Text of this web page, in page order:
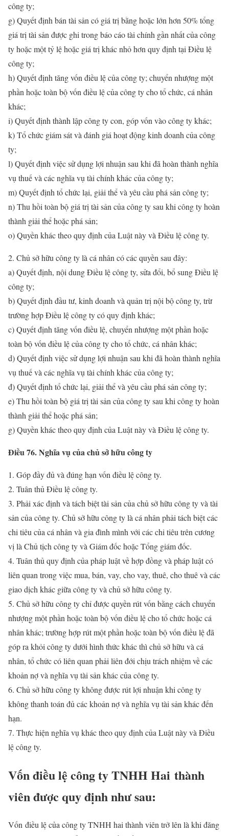
công ty;
g) Quyết định bán tài sản có giá trị bằng hoặc lớn hơn 50% tổng
giá trị tài sản được ghi trong báo cáo tài chính gần nhất của công
ty hoặc một tỷ lệ hoặc giá trị khác nhỏ hơn quy định tại Điều lệ
công ty;
h) Quyết định tăng vốn điều lệ của công ty; chuyển nhượng một
phần hoặc toàn bộ vốn điều lệ của công ty cho tổ chức, cá nhân
khác;
i) Quyết định thành lập công ty con, góp vốn vào công ty khác;
k) Tổ chức giám sát và đánh giá hoạt động kinh doanh của công
ty;
l) Quyết định việc sử dụng lợi nhuận sau khi đã hoàn thành nghĩa
vụ thuế và các nghĩa vụ tài chính khác của công ty;
m) Quyết định tổ chức lại, giải thể và yêu cầu phá sản công ty;
n) Thu hồi toàn bộ giá trị tài sản của công ty sau khi công ty hoàn
thành giải thể hoặc phá sản;
o) Quyền khác theo quy định của Luật này và Điều lệ công ty.
2. Chủ sở hữu công ty là cá nhân có các quyền sau đây:
a) Quyết định, nội dung Điều lệ công ty, sửa đổi, bổ sung Điều lệ
công ty;
b) Quyết định đầu tư, kinh doanh và quản trị nội bộ công ty, trừ
trường hợp Điều lệ công ty có quy định khác;
c) Quyết định tăng vốn điều lệ, chuyển nhượng một phần hoặc
toàn bộ vốn điều lệ của công ty cho tổ chức, cá nhân khác;
d) Quyết định việc sử dụng lợi nhuận sau khi đã hoàn thành nghĩa
vụ thuế và các nghĩa vụ tài chính khác của công ty;
đ) Quyết định tổ chức lại, giải thể và yêu cầu phá sản công ty;
e) Thu hồi toàn bộ giá trị tài sản của công ty sau khi công ty hoàn
thành giải thể hoặc phá sản;
g) Quyền khác theo quy định của Luật này và Điều lệ công ty.
Điều 76. Nghĩa vụ của chủ sở hữu công ty
1. Góp đầy đủ và đúng hạn vốn điều lệ công ty.
2. Tuân thủ Điều lệ công ty.
3. Phải xác định và tách biệt tài sản của chủ sở hữu công ty và tài
sản của công ty. Chủ sở hữu công ty là cá nhân phải tách biệt các
chi tiêu của cá nhân và gia đình mình với các chi tiêu trên cương
vị là Chủ tịch công ty và Giám đốc hoặc Tổng giám đốc.
4. Tuân thủ quy định của pháp luật về hợp đồng và pháp luật có
liên quan trong việc mua, bán, vay, cho vay, thuê, cho thuê và các
giao dịch khác giữa công ty và chủ sở hữu công ty.
5. Chủ sở hữu công ty chỉ được quyền rút vốn bằng cách chuyển
nhượng một phần hoặc toàn bộ vốn điều lệ cho tổ chức hoặc cá
nhân khác; trường hợp rút một phần hoặc toàn bộ vốn điều lệ đã
góp ra khỏi công ty dưới hình thức khác thì chủ sở hữu và cá
nhân, tổ chức có liên quan phải liên đới chịu trách nhiệm về các
khoản nợ và nghĩa vụ tài sản khác của công ty.
6. Chủ sở hữu công ty không được rút lợi nhuận khi công ty
không thanh toán đủ các khoản nợ và nghĩa vụ tài sản khác đến
hạn.
7. Thực hiện nghĩa vụ khác theo quy định của Luật này và Điều
lệ công ty.
Vốn điều lệ công ty TNHH Hai thành
viên được quy định như sau:
Vốn điều lệ của công ty TNHH hai thành viên trở lên là khi đăng